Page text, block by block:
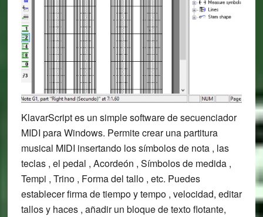
KlavarScript es un simple software de secuenciador
MIDI para Windows. Permite crear una partitura
musical MIDI insertando los símbolos de nota , las
teclas , el pedal , Acordeón , Símbolos de medida ,
Tempi , Trino , Forma del tallo , etc. Puedes
establecer firma de tiempo y tempo , velocidad, editar
tallos y haces , añadir un bloque de texto flotante,